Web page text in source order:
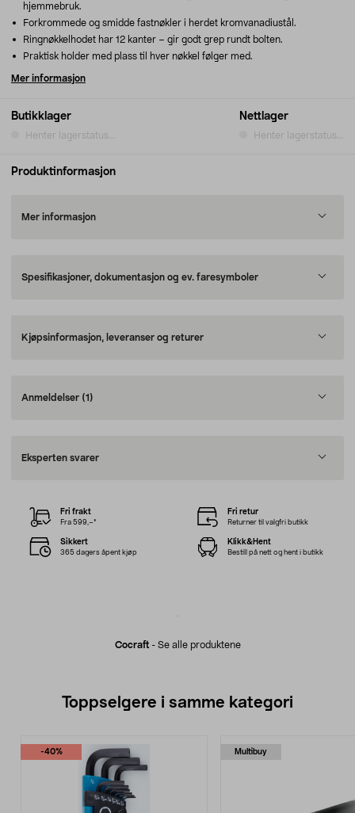
Butikklager
Henter lagerstatus...
Nettlager
Henter lagerstatus...
hjemmebruk.
Forkrommede og smidde fastnøkler i herdet kromvanadiustål.
Ringnøkkelhodet har 12 kanter – gir godt grep rundt bolten.
Praktisk holder med plass til hver nøkkel følger med.
Mer informasjon
Produktinformasjon
Mer informasjon
Spesifikasjoner, dokumentasjon og ev. faresymboler
Kjøpsinformasjon, leveranser og returer
Anmeldelser (1)
Eksperten svarer
Cocraft- Se alle produktene
Fri frakt
Fra 599,–*
Fri retur
Returner til valgfri butikk
Sikkert
365 dagers åpent kjøp
Klikk&Hent
Bestill på nett og hent i butikk
Toppselgere i samme kategori
-40% Multibuy